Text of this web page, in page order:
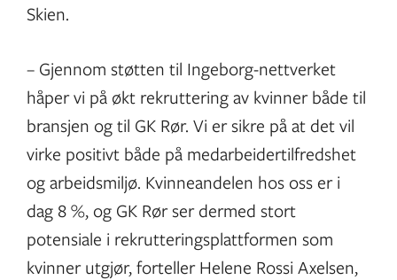
Skien.
– Gjennom støtten til Ingeborg-nettverket
håper vi på økt rekruttering av kvinner både til
bransjen og til GK Rør. Vi er sikre på at det vil
virke positivt både på medarbeidertilfredshet
og arbeidsmiljø. Kvinneandelen hos oss er i
dag 8 %, og GK Rør ser dermed stort
potensiale i rekrutteringsplattformen som
kvinner utgjør, forteller Helene Rossi Axelsen,